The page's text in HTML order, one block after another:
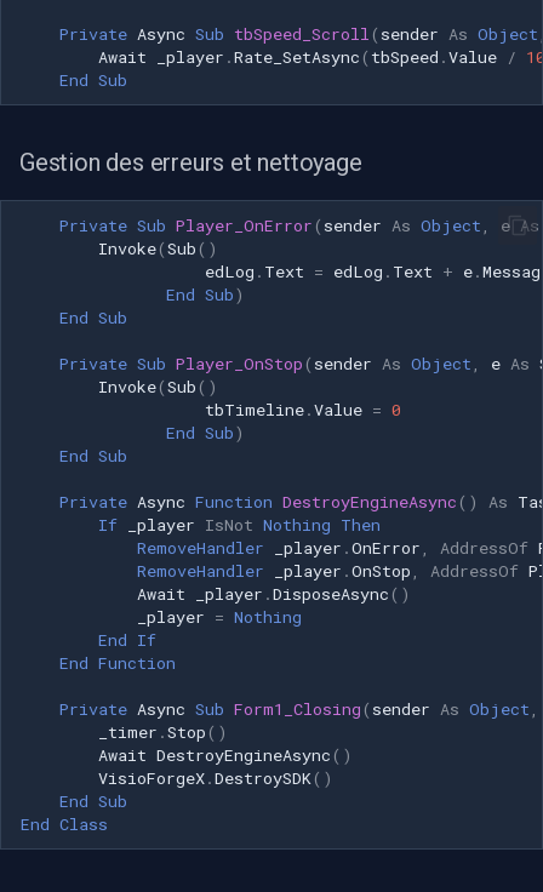
Private Async Sub tbSpeed_Scroll ( sender As Object
Await
_player .Rate_SetAsync ( tbSpeed .Value /
End Sub
Gestion des erreurs et nettoyage
Private Sub Player_OnError ( sender As Object e As
Invoke(Sub ()
edLog . Text = edLog . Text + e.
End Sub)
End Sub
Private Sub Player_OnStop ( sender As Object e As
Invoke(Sub ()
tbTimeline.Value = 0
End Sub)
End Sub
Private Async Function DestroyEngineAsync () As
If
_player IsNot Nothing Then
RemoveHandler
_player .OnError AddressOf
RemoveHandler
_player .OnStop AddressOf
Await
_player .DisposeAsync ()
_player = Nothing
End If
End Function
Private Async Sub Form1_Closing ( sender As Object
_timer .Stop ()
Await DestroyEngineAsync ()
VisioForgeX.DestroySDK ()
End Sub
End Class